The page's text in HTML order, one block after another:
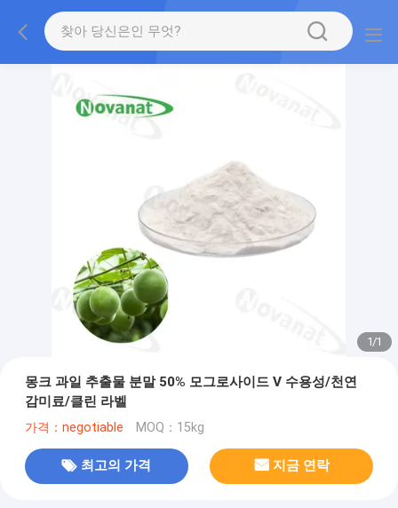
1/1
몽크 과일 추출물 분말 50% 모그로사이드 V 수용성/천연
감미료/클린 라벨
가격：negotiable MOQ：15kg
최고의 가격 지금 연락